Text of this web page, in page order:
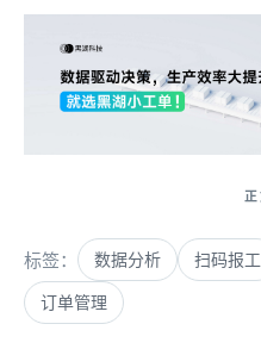
标签： 数据分析 扫码报工
订单管理